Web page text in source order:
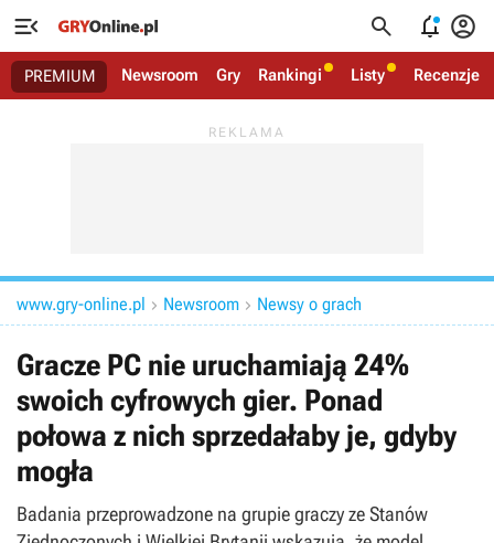
   
PREMIUM Newsroom Gry Rankingi Listy Recenzje
www.gry-online.pl  Newsroom  Newsy o grach
Gracze PC nie uruchamiają 24%
swoich cyfrowych gier. Ponad
połowa z nich sprzedałaby je, gdyby
mogła
Badania przeprowadzone na grupie graczy ze Stanów